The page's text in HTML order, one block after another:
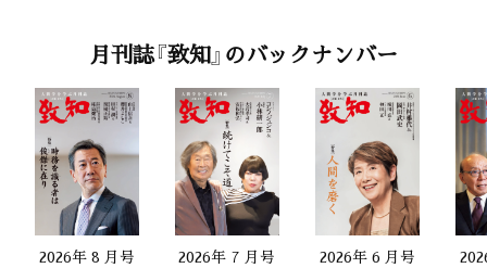
月刊誌『致知』のバックナンバー
2026年 8 月号 2026年 7 月号 2026年 6 月号